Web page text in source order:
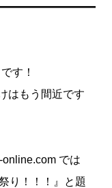
です！
はもう間近です
では
り！！！』と題